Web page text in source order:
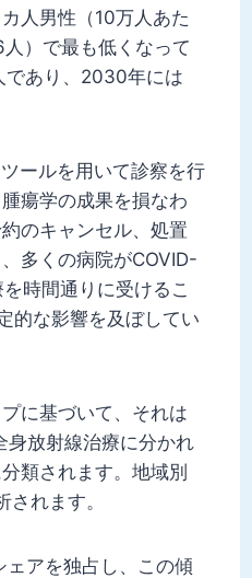
人男性（10万人あた
）で最も低くなって
であり、2030年には
ールを用いて診察を行
瘍学の成果を損なわ
のキャンセル、処置
多くの病院がCOVID-
時間通りに受けるこ
的な影響を及ぼしてい
に基づいて、それは
身放射線治療に分かれ
類されます。地域別
れます。
アを独占し、この傾